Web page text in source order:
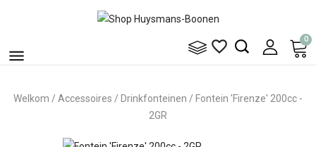

0

Welkom Accessoires Drinkfonteinen
Fontein 'Firenze' 200cc -
2GR